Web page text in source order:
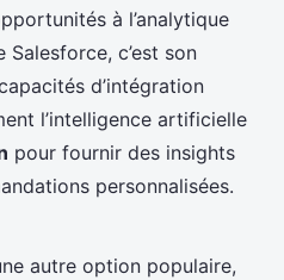
à l’analytique
c’est son
d’intégration
l’intelligence artificielle
pour fournir des insights
personnalisées.
autre option populaire,